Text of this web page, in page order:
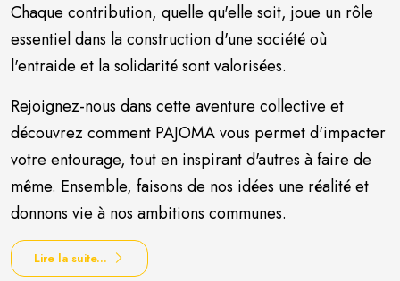
Chaque contribution, quelle qu'elle soit, joue un rôle
essentiel dans la construction d'une société où
l'entraide et la solidarité sont valorisées.
Rejoignez-nous dans cette aventure collective et
découvrez comment PAJOMA vous permet d'impacter
votre entourage, tout en inspirant d'autres à faire de
même. Ensemble, faisons de nos idées une réalité et
donnons vie à nos ambitions communes.
Lire la suite...